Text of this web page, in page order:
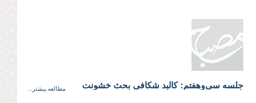
جلسه سی‌وهفتم: كالبد شكافى بحث خشونت مطالعه بیشتر...